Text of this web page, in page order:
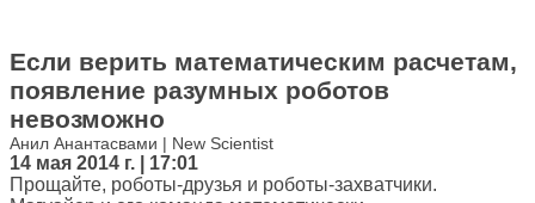
Если верить математическим расчетам,
появление разумных роботов
невозможно
Анил Анантасвами | New Scientist
14 мая 2014 г. | 17:01
Прощайте, роботы-друзья и роботы-захватчики.